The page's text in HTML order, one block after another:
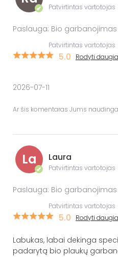
✔ Patvirtintas vartotojas
Paslauga: Bio
Patvirtintas vartotojas
5.0 Rodyti
2026-07-11
Ar šis komentaras Jums
La
✔
Laura
Patvirtintas vartotojas
Paslauga: Bio
Patvirtintas vartotojas
5.0 Rodyti
Labukas, labai dekinga
padarytą bio plaukų